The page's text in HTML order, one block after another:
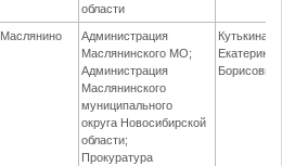
области
Маслянино
Администрация
Маслянинского МО;
Администрация
Маслянинского
муниципального
округа Новосибирской
области;
Прокуратура
Кутькина
Екатерина
Борисовна